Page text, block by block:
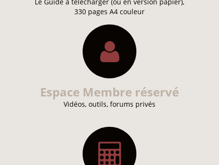
330 pages A4 couleur
Espace Membre réservé
Vidéos, outils, forums privés